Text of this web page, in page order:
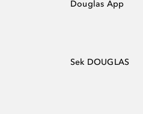
Douglas App
Sek DOUGLAS